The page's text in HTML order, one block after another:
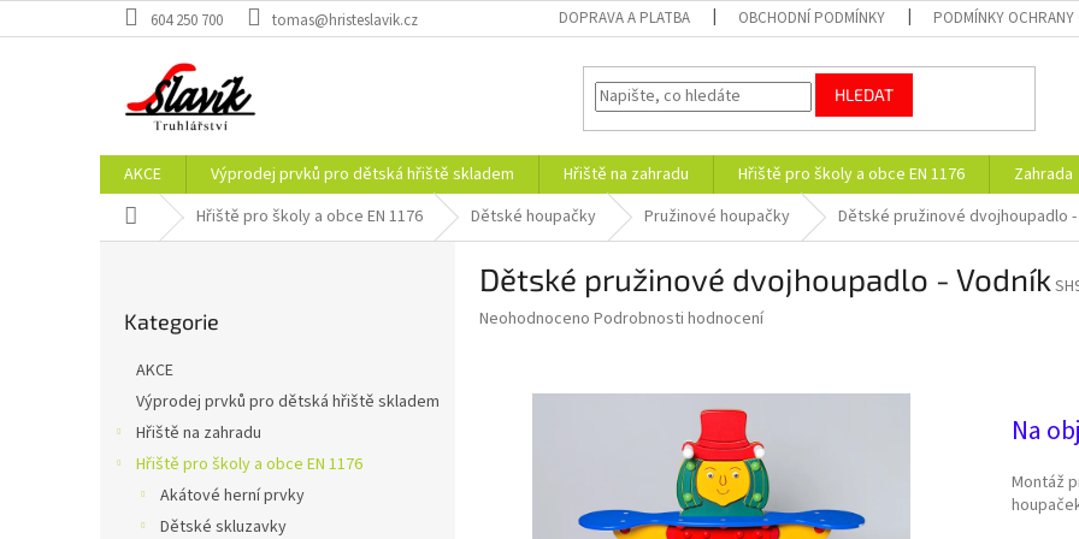
na
604 250 700 tomas@hristeslavik.cz DOPRAVA A PLATBA OBCHODNÍ PODMÍNKY PODMÍNKY OCHRANY
HLEDAT
AKCE Výprodej prvků pro dětská hřiště skladem Hřiště na zahradu Hřiště pro školy a obce EN 1176 Zahrada
Domů Hřiště pro školy a obce EN 1176 Dětské houpačky Pružinové houpačky Dětské pružinové dvojhoupadlo
kategorie
Kategorie
AKCE
Výprodej prvků pro dětská hřiště skladem
Hřiště na zahradu
Hřiště pro školy a obce EN 1176
Akátové herní prvky
Dětské skluzavky
Dětské pružinové dvojhoupadlo - Vodník
Průměrné
Neohodnoceno Podrobnosti hodnocení
Na
Montáž